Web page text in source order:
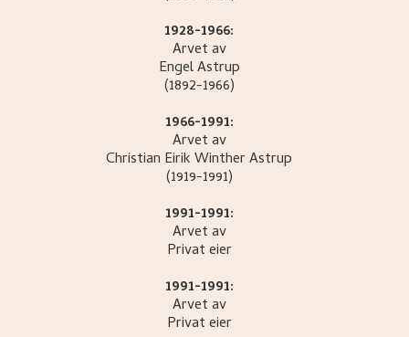
1928-1966:
Arvet av
EngelAstrup
(1892-1966)
1966-1991:
Arvet av
Christian Eirik WintherAstrup
(1919-1991)
1991-1991:
Arvet av
Privat eier
1991-1991:
Arvet av
Privat eier